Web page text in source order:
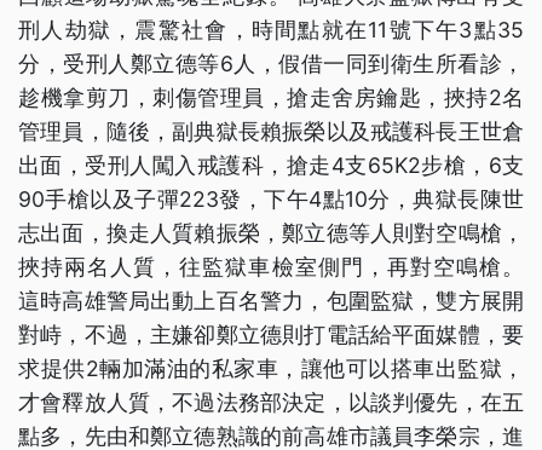
刑人劫獄，震驚社會，時間點就在11號下午3點35
分，受刑人鄭立德等6人，假借一同到衛生所看診，
趁機拿剪刀，刺傷管理員，搶走舍房鑰匙，挾持2名
管理員，隨後，副典獄長賴振榮以及戒護科長王世倉
出面，受刑人闖入戒護科，搶走4支65K2步槍，6支
90手槍以及子彈223發，下午4點10分，典獄長陳世
志出面，換走人質賴振榮，鄭立德等人則對空鳴槍，
挾持兩名人質，往監獄車檢室側門，再對空鳴槍。
這時高雄警局出動上百名警力，包圍監獄，雙方展開
對峙，不過，主嫌卻鄭立德則打電話給平面媒體，要
求提供2輛加滿油的私家車，讓他可以搭車出監獄，
才會釋放人質，不過法務部決定，以談判優先，在五
點多，先由和鄭立德熟識的前高雄市議員李榮宗，進